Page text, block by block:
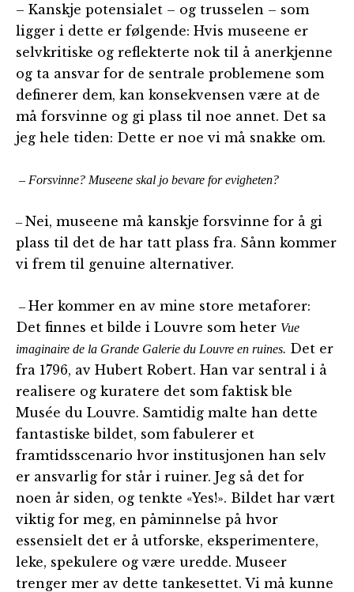
– Kanskje potensialet – og trusselen – som
ligger i dette er følgende: Hvis museene er
selvkritiske og reflekterte nok til å anerkjenne
og ta ansvar for de sentrale problemene som
definerer dem, kan konsekvensen være at de
må forsvinne og gi plass til noe annet. Det sa
jeg hele tiden: Dette er noe vi må snakke om.
– Forsvinne? Museene skal jo bevare for evigheten?
– Nei, museene må kanskje forsvinne for å gi
plass til det de har tatt plass fra. Sånn kommer
vi frem til genuine alternativer.
– Her kommer en av mine store metaforer:
Det finnes et bilde i Louvre som heter Vue
imaginaire de la Grande Galerie du Louvre en ruines. Det er
fra 1796, av Hubert Robert. Han var sentral i å
realisere og kuratere det som faktisk ble
Musée du Louvre. Samtidig malte han dette
fantastiske bildet, som fabulerer et
framtidsscenario hvor institusjonen han selv
er ansvarlig for står i ruiner. Jeg så det for
noen år siden, og tenkte «Yes!». Bildet har vært
viktig for meg, en påminnelse på hvor
essensielt det er å utforske, eksperimentere,
leke, spekulere og være uredde. Museer
trenger mer av dette tankesettet. Vi må kunne